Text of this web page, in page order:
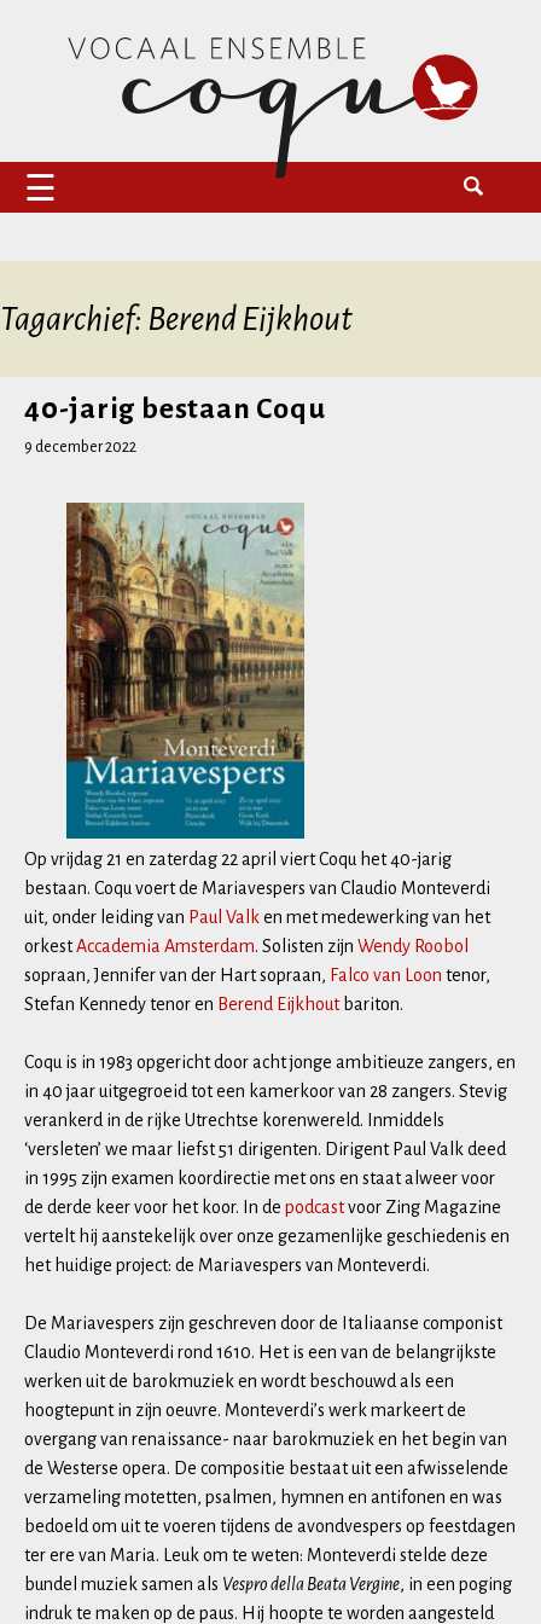
Vocaal Ensemble Coqu
springen
Zoeken
Tagarchief: Berend Eijkhout
40-jarig bestaan Coqu
9 december 2022
Op vrijdag 21 en zaterdag 22 april viert Coqu het 40-jarig
bestaan. Coqu voert de Mariavespers van Claudio Monteverdi
uit, onder leiding van Paul Valken met medewerking van het
orkestAccademia Amsterdam. Solisten zijn Wendy Roobol
sopraan, Jennifer van der Hart sopraan, Falco van Loon tenor,
Stefan Kennedy tenor en Berend Eijkhoutbariton.
Coqu is in 1983 opgericht door acht jonge ambitieuze zangers, en
in 40 jaar uitgegroeid tot een kamerkoor van 28 zangers. Stevig
verankerd in de rijke Utrechtse korenwereld. Inmiddels
‘versleten’ we maar liefst 51 dirigenten. Dirigent Paul Valk deed
in 1995 zijn examen koordirectie met ons en staat alweer voor
de derde keer voor het koor. In de podcastvoor Zing Magazine
vertelt hij aanstekelijk over onze gezamenlijke geschiedenis en
het huidige project: de Mariavespers van Monteverdi.
De Mariavespers zijn geschreven door de Italiaanse componist
Claudio Monteverdi rond 1610. Het is een van de belangrijkste
werken uit de barokmuziek en wordt beschouwd als een
hoogtepunt in zijn oeuvre. Monteverdi’s werk markeert de
overgang van renaissance- naar barokmuziek en het begin van
de Westerse opera. De compositie bestaat uit een afwisselende
verzameling motetten, psalmen, hymnen en antifonen en was
bedoeld om uit te voeren tijdens de avondvespers op feestdagen
ter ere van Maria. Leuk om te weten: Monteverdi stelde deze
bundel muziek samen als Vespro della Beata Vergine, in een poging
indruk te maken op de paus. Hij hoopte te worden aangesteld